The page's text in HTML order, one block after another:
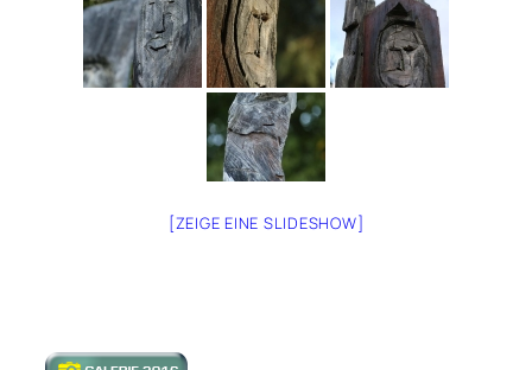
[ZEIGE EINE SLIDESHOW]